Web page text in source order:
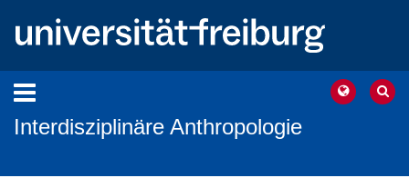
Interdisziplinäre Anthropologie